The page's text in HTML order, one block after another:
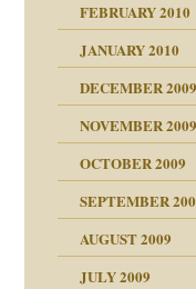
FEBRUARY 2010
JANUARY 2010
DECEMBER 2009
NOVEMBER 2009
OCTOBER 2009
SEPTEMBER
AUGUST 2009
JULY 2009